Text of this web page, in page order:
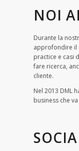
NOI
Durante la
approfondire il
practice e casi
fare ricerca,
cliente.
Nel 2013 DML
business che